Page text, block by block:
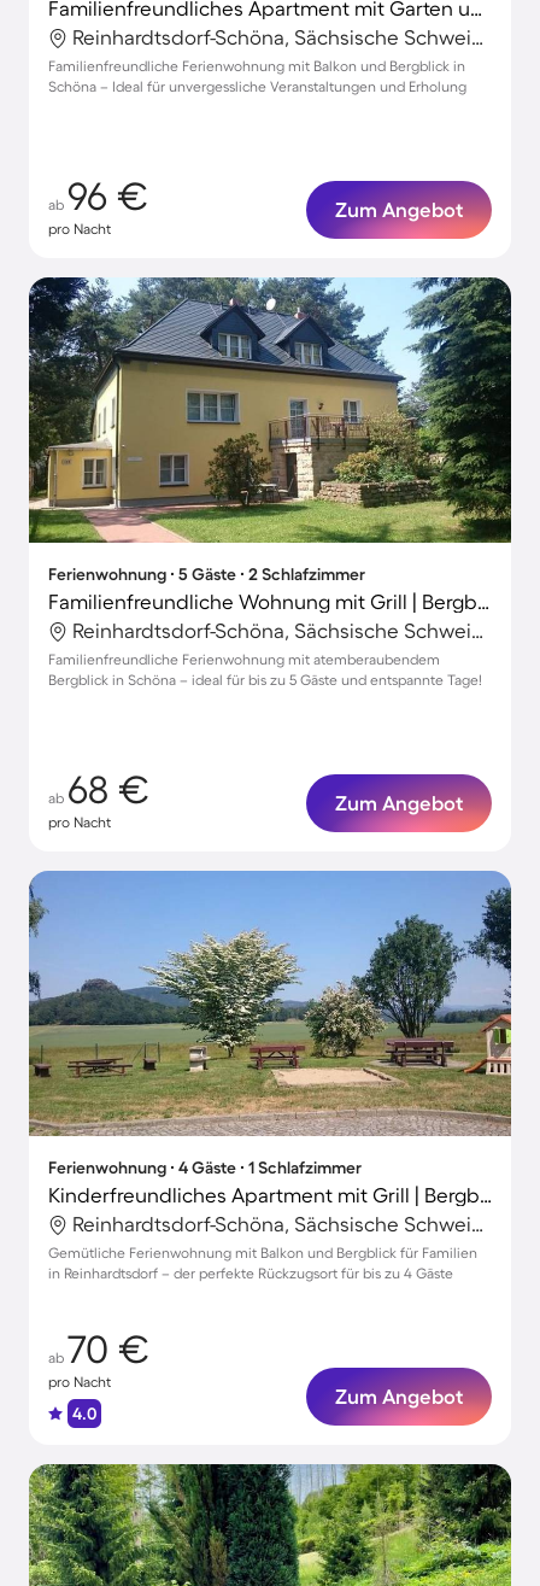
Familienfreundliches Apartment mit Garten und Grill | Panoramablick
Reinhardtsdorf-Schöna, Sächsische Schweiz-Osterzgebirge, Deutschland
Familienfreundliche Ferienwohnung mit Balkon und Bergblick in
Schöna – Ideal für unvergessliche Veranstaltungen und Erholung
ab 96 €
pro Nacht
Zum Angebot
Ferienwohnung ∙ 5 Gäste ∙ 2 Schlafzimmer
Familienfreundliche Wohnung mit Grill | Bergblick
Reinhardtsdorf-Schöna, Sächsische Schweiz-Osterzgebirge, Deutschland
Familienfreundliche Ferienwohnung mit atemberaubendem
Bergblick in Schöna – ideal für bis zu 5 Gäste und entspannte Tage!
ab 68 €
pro Nacht
Zum Angebot
Ferienwohnung ∙ 4 Gäste ∙ 1 Schlafzimmer
Kinderfreundliches Apartment mit Grill | Bergblick
Reinhardtsdorf-Schöna, Sächsische Schweiz-Osterzgebirge, Deutschland
Gemütliche Ferienwohnung mit Balkon und Bergblick für Familien
in Reinhardtsdorf – der perfekte Rückzugsort für bis zu 4 Gäste
ab 70 €
pro Nacht
4.0
Zum Angebot